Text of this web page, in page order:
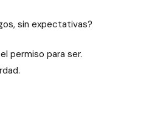
sin expectativas?
permiso para ser.